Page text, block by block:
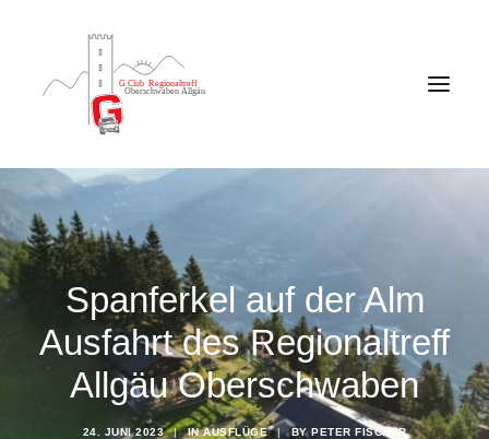
Spanferkel auf der Alm
Ausfahrt des Regionaltreff
Allgäu Oberschwaben
24. JUNI 2023 | INAUSFLÜGE | BYPETER FISCHER